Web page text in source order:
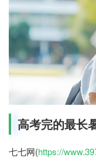
高考完的最长
七七网(https://